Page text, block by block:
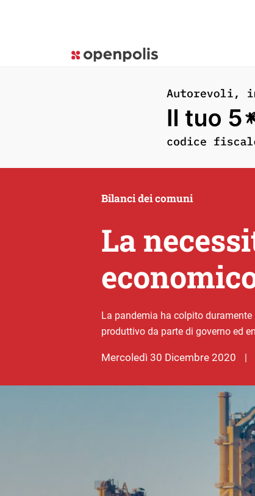
La
Bilanci dei comuni
La pandemia ha colpito
produttivo da parte di governo ed
mercoledì 30 Dicembre 2020 |